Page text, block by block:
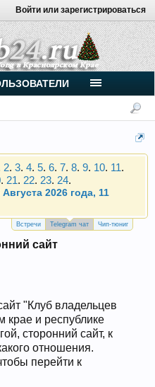
Войти или зарегистрироваться
клуба!
вTelegram-чате.
дизелей от
.21.22.23.24.
2026 года, 11
клуба!
вTelegram-чате.
дизелей от
5. 8. 10
. 21.22 .23.24.
2026 года, 11
Встречи Telegram чат Чип-тюниг
сайт
"Клуб владельцев
крае и республике
сторонний сайт, к
отношения.
перейти к